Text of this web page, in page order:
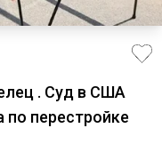
. Суд в США
по перестройке